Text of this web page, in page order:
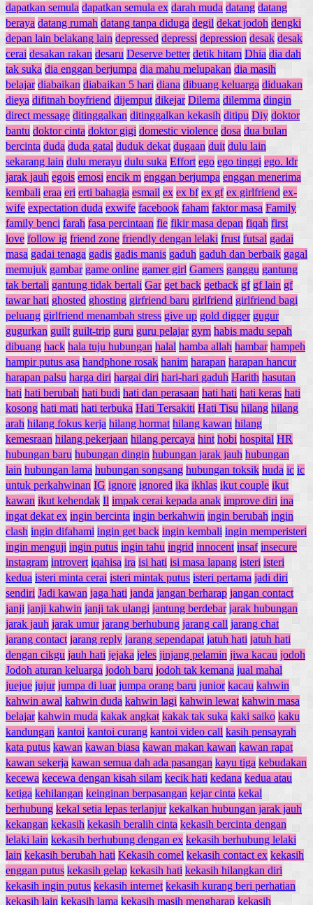
dapatkan semula dapatkan semula ex darah muda datang datang
beraya datang rumah datang tanpa diduga degil dekat jodoh dengki
depan lain belakang lain depressed depressi depression desak desak
cerai desakan rakan desaru Deserve better detik hitam Dhia dia dah
tak suka dia enggan berjumpa dia mahu melupakan dia masih
belajar diabaikan diabaikan 5 hari diana dibuang keluarga diduakan
dieya difitnah boyfriend dijemput dikejar Dilema dilemma dingin
direct message ditinggalkan ditinggalkan kekasih ditipu Diy doktor
bantu doktor cinta doktor gigi domestic violence dosa dua bulan
bercinta duda duda gatal duduk dekat dugaan duit dulu lain
sekarang lain dulu merayu dulu suka Effort ego ego tinggi ego. ldr
jarak jauh egois emosi encik m enggan berjumpa enggan menerima
kembali eraa eri erti bahagia esmail ex ex bf ex gf ex girlfriend ex-
wife expectation duda exwife facebook faham faktor masa Family
family benci farah fasa percintaan fie fikir masa depan fiqah first
love follow ig friend zone friendly dengan lelaki frust futsal gadai
masa gadai tenaga gadis gadis manis gaduh gaduh dan berbaik gagal
memujuk gambar game online gamer girl Gamers ganggu gantung
tak bertali gantung tidak bertali Gar get back getback gf gf lain gf
tawar hati ghosted ghosting girfriend baru girlfriend girlfriend bagi
peluang girlfriend menambah stress give up gold digger gugur
gugurkan guilt guilt-trip guru guru pelajar gym habis madu sepah
dibuang hack hala tuju hubungan halal hamba allah hambar hampeh
hampir putus asa handphone rosak hanim harapan harapan hancur
harapan palsu harga diri hargai diri hari-hari gaduh Harith hasutan
hati hati berubah hati budi hati dan perasaan hati hati hati keras hati
kosong hati mati hati terbuka Hati Tersakiti Hati Tisu hilang hilang
arah hilang fokus kerja hilang hormat hilang kawan hilang
kemesraan hilang pekerjaan hilang percaya hint hobi hospital HR
hubungan baru hubungan dingin hubungan jarak jauh hubungan
lain hubungan lama hubungan songsang hubungan toksik huda ic ic
untuk perkahwinan IG ignore ignored ika ikhlas ikut couple ikut
kawan ikut kehendak Il impak cerai kepada anak improve diri ina
ingat dekat ex ingin bercinta ingin berkahwin ingin berubah ingin
clash ingin difahami ingin get back ingin kembali ingin memperisteri
ingin menguji ingin putus ingin tahu ingrid innocent insaf insecure
instagram introvert iqahisa ira isi hati isi masa lapang isteri isteri
kedua isteri minta cerai isteri mintak putus isteri pertama jadi diri
sendiri Jadi kawan jaga hati janda jangan berharap jangan contact
janji janji kahwin janji tak ulangi jantung berdebar jarak hubungan
jarak jauh jarak umur jarang berhubung jarang call jarang chat
jarang contact jarang reply jarang sependapat jatuh hati jatuh hati
dengan cikgu jauh hati jejaka jeles jinjang pelamin jiwa kacau jodoh
Jodoh aturan keluarga jodoh baru jodoh tak kemana jual mahal
juejue jujur jumpa di luar jumpa orang baru junior kacau kahwin
kahwin awal kahwin duda kahwin lagi kahwin lewat kahwin masa
belajar kahwin muda kakak angkat kakak tak suka kaki saiko kaku
kandungan kantoi kantoi curang kantoi video call kasih pensayrah
kata putus kawan kawan biasa kawan makan kawan kawan rapat
kawan sekerja kawan semua dah ada pasangan kayu tiga kebudakan
kecewa kecewa dengan kisah silam kecik hati kedana kedua atau
ketiga kehilangan keinginan berpasangan kejar cinta kekal
berhubung kekal setia lepas terlanjur kekalkan hubungan jarak jauh
kekangan kekasih kekasih beralih cinta kekasih bercinta dengan
lelaki lain kekasih berhubung dengan ex kekasih berhubung lelaki
lain kekasih berubah hati Kekasih comel kekasih contact ex kekasih
enggan putus kekasih gelap kekasih hati kekasih hilangkan diri
kekasih ingin putus kekasih internet kekasih kurang beri perhatian
kekasih lain kekasih lama kekasih masih mengharap kekasih